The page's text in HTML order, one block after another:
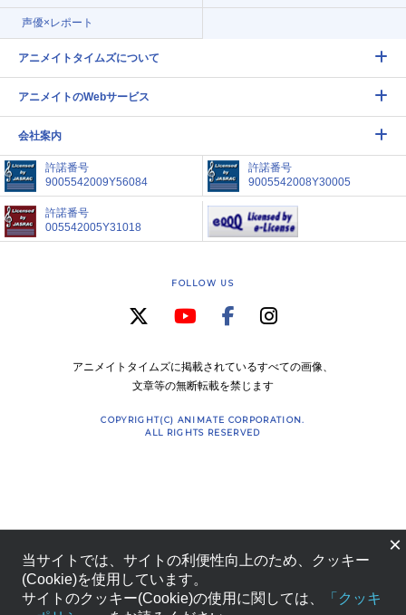
声優×レポート
アニメイトタイムズについて
アニメイトのWebサービス
会社案内
許諾番号
9005542009Y56084
許諾番号
9005542008Y30005
許諾番号
005542005Y31018
FOLLOW US
アニメイトタイムズに掲載されているすべての画像、
文章等の無断転載を禁じます
COPYRIGHT(C) ANIMATE CORPORATION.
ALL RIGHTS RESERVED
×
当サイトでは、サイトの利便性向上のため、クッキー
(Cookie)を使用しています。
サイトのクッキー(Cookie)の使用に関しては、
「クッキ